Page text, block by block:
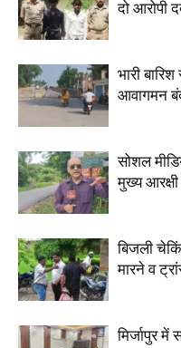
दो आरोपी
भारी
आवागमन
सोशल
मुख्य
बिजली
मारने व
मिर्जापुर में